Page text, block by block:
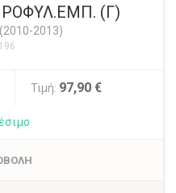
(Γ)
(2010-2013)
Τιμή: 97,90 €